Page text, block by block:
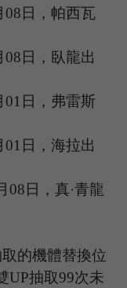
08日，帕西瓦
08日，臥龍出
01 日，弗雷斯
01 日，海拉出
08日，真·青龍
的機體替換位
UP抽取99次未